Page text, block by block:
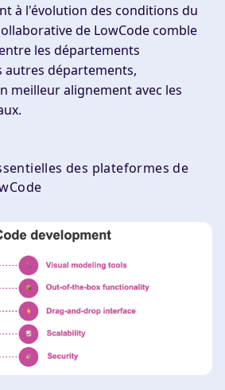
à l'évolution des conditions du
de LowCode comble
les départements
départements,
meilleur alignement avec les
des plateformes de